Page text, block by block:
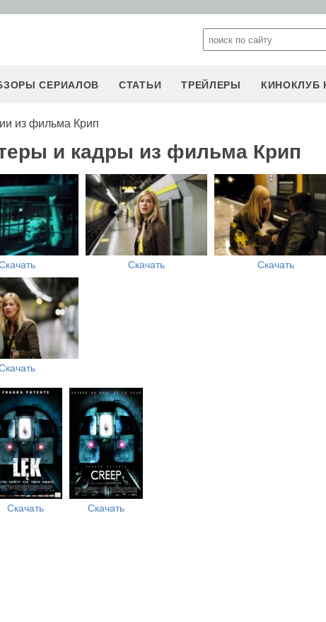
СЕРИАЛОВ СТАТЬИ ТРЕЙЛЕРЫ КИНОКЛУБ
из фильма Крип
и кадры из фильма Крип
Скачать Скачать
Скачать Скачать